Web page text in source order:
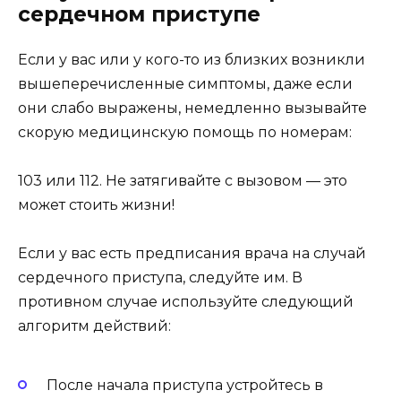
сердечном приступе
Если у вас или у кого-то из близких возникли
вышеперечисленные симптомы, даже если
они слабо выражены, немедленно вызывайте
скорую медицинскую помощь по номерам:
103 или 112. Не затягивайте с вызовом — это
может стоить жизни!
Если у вас есть предписания врача на случай
сердечного приступа, следуйте им. В
противном случае используйте следующий
алгоритм действий:
После начала приступа устройтесь в